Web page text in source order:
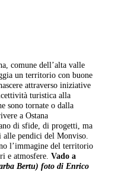
comune dell’alta valle
un territorio con buone
attraverso iniziative
turistica alla
sono tornate o dalla
a Ostana
di sfide, di progetti, ma
pendici del Monviso.
l’immagine del territorio
e atmosfere.Vado a
Bertu) foto di Enrico